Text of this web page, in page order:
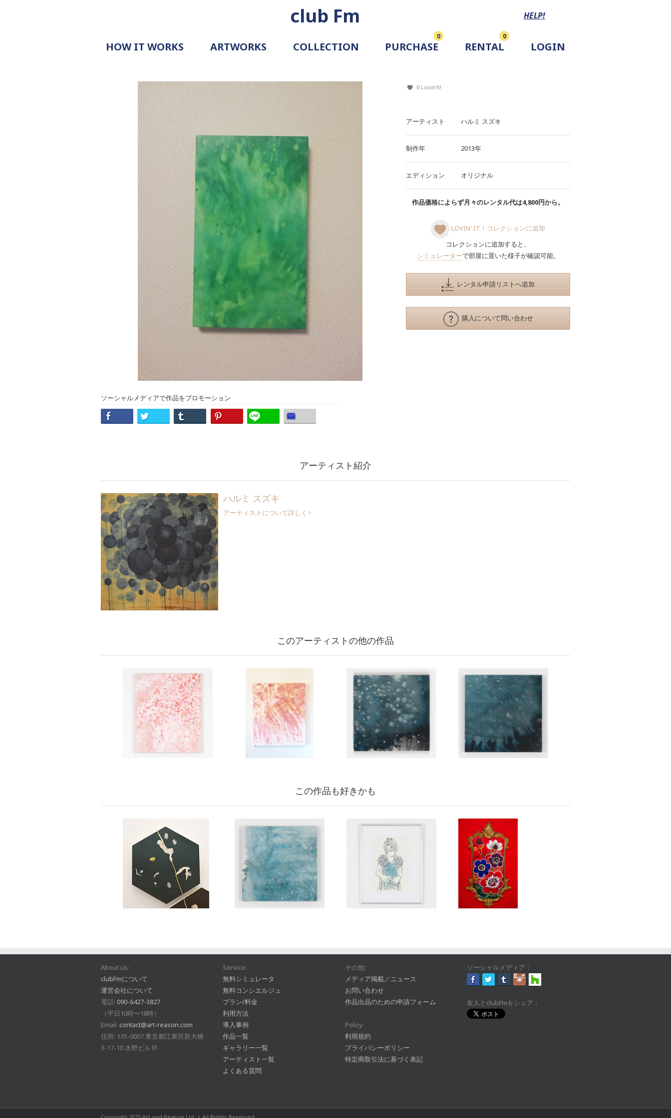
club Fm HELP!
HOW IT WORKS
ARTWORKS
COLLECTION
PURCHASE
0
RENTAL
0
LOGIN
ソーシャルメディアで作品をプロモーション
0 Lovin'it!
アーティスト ハルミ スズキ
制作年 2013年
エディション オリジナル
作品価格によらず月々のレンタル代は4,800円から。
LOVIN' IT！コレクションに追加
コレクションに追加すると、
シミュレーターで部屋に置いた様子が確認可能。
レンタル申請リストへ追加
購入について問い合わせ
アーティスト紹介
ハルミ スズキ
アーティストについて詳しく>
このアーティストの他の作品
この作品も好きかも
About us:
clubFmについて
運営会社について
電話: 090-6427-3827
（平日10時〜18時）
Email: contact@art-reason.com
住所: 135-0007 東京都江東区新大橋
3-17-10 水野ビル1F
Service:
無料シミュレータ
無料コンシエルジュ
プラン/料金
利用方法
導入事例
作品一覧
ギャラリー一覧
アーティスト一覧
よくある質問
その他:
メディア掲載／ニュース
お問い合わせ
作品出品のための申請フォーム
Policy:
利用規約
プライバシーポリシー
特定商取引法に基づく表記
ソーシャルメディア：
友人とclubFmをシェア：